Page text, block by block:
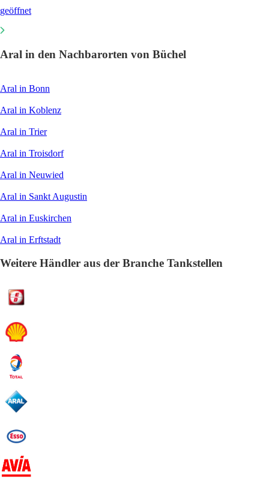
geöffnet
Aral in den Nachbarorten von Büchel
Aral in Bonn
Aral in Koblenz
Aral in Trier
Aral in Troisdorf
Aral in Neuwied
Aral in Sankt Augustin
Aral in Euskirchen
Aral in Erftstadt
Weitere Händler aus der Branche Tankstellen